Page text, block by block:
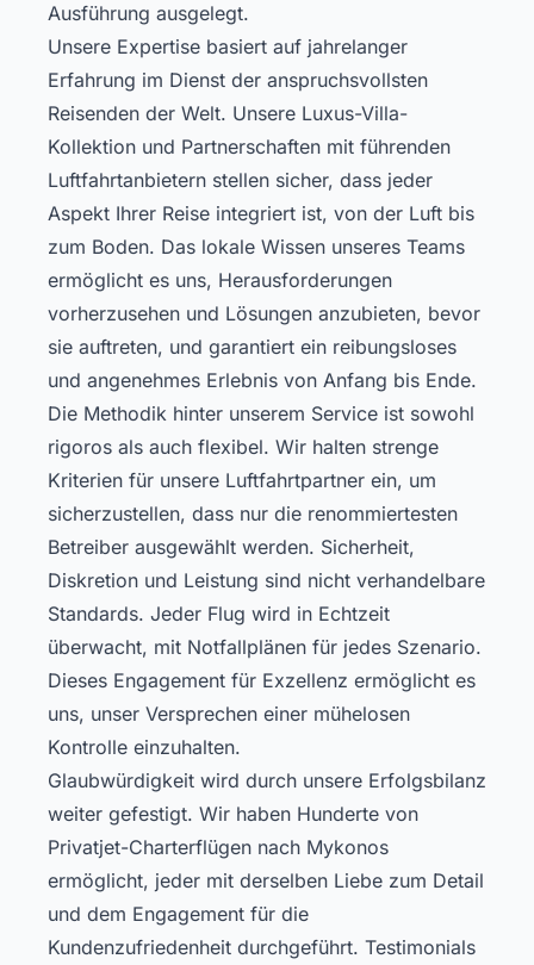
Ausführung ausgelegt.
Unsere Expertise basiert auf jahrelanger
Erfahrung im Dienst der anspruchsvollsten
Reisenden der Welt. Unsere Luxus-Villa-
Kollektion und Partnerschaften mit führenden
Luftfahrtanbietern stellen sicher, dass jeder
Aspekt Ihrer Reise integriert ist, von der Luft bis
zum Boden. Das lokale Wissen unseres Teams
ermöglicht es uns, Herausforderungen
vorherzusehen und Lösungen anzubieten, bevor
sie auftreten, und garantiert ein reibungsloses
und angenehmes Erlebnis von Anfang bis Ende.
Die Methodik hinter unserem Service ist sowohl
rigoros als auch flexibel. Wir halten strenge
Kriterien für unsere Luftfahrtpartner ein, um
sicherzustellen, dass nur die renommiertesten
Betreiber ausgewählt werden. Sicherheit,
Diskretion und Leistung sind nicht verhandelbare
Standards. Jeder Flug wird in Echtzeit
überwacht, mit Notfallplänen für jedes Szenario.
Dieses Engagement für Exzellenz ermöglicht es
uns, unser Versprechen einer mühelosen
Kontrolle einzuhalten.
Glaubwürdigkeit wird durch unsere Erfolgsbilanz
weiter gefestigt. Wir haben Hunderte von
Privatjet-Charterflügen nach Mykonos
ermöglicht, jeder mit derselben Liebe zum Detail
und dem Engagement für die
Kundenzufriedenheit durchgeführt. Testimonials